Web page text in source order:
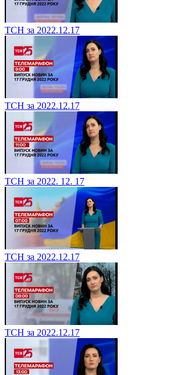
ТСН за 2022.12.17
ТСН за 2022.12.17
ТСН за 2022. 12. 17
ТСН за 2022.12.17
ТСН за 2022.12.17